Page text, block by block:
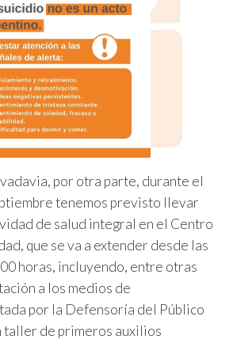
por otra parte, durante el
tenemos previsto llevar
de salud integral en el Centro
que se va a extender desde las
horas, incluyendo, entre otras
a los medios de
por la Defensoría del Público
taller de primeros auxilios